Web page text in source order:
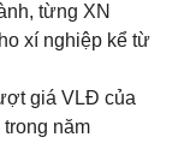
từng XN
xí nghiệp kể từ
giá VLĐ của
trong năm